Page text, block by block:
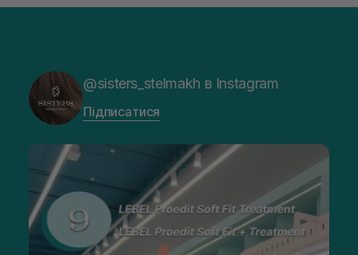
@sisters_stelmakh в Instagram
Підписатися